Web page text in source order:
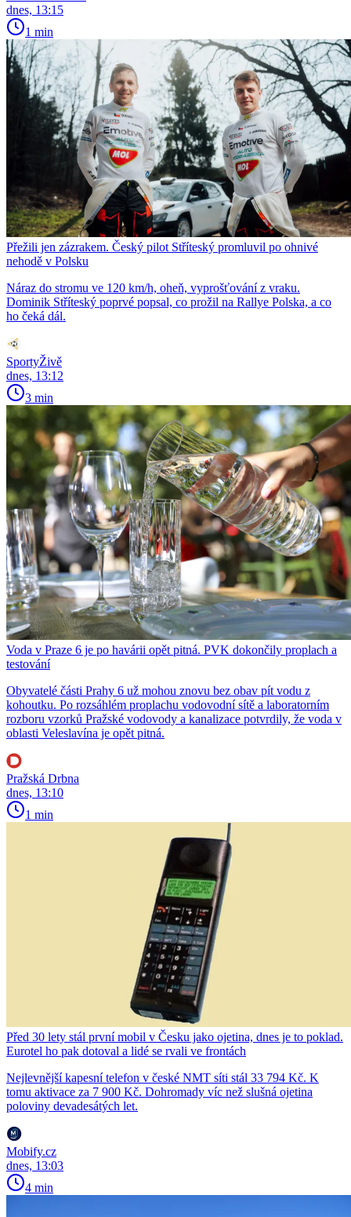
dnes, 13:15
1 min
Přežili jen zázrakem. Český pilot Stříteský promluvil po ohnivé
nehodě v Polsku
Náraz do stromu ve 120 km/h, oheň, vyprošťování z vraku.
Dominik Stříteský poprvé popsal, co prožil na Rallye Polska, a co
ho čeká dál.
SportyŽivě
dnes, 13:12
3 min
Voda v Praze 6 je po havárii opět pitná. PVK dokončily proplach a
testování
Obyvatelé části Prahy 6 už mohou znovu bez obav pít vodu z
kohoutku. Po rozsáhlém proplachu vodovodní sítě a laboratorním
rozboru vzorků Pražské vodovody a kanalizace potvrdily, že voda v
oblasti Veleslavína je opět pitná.
Pražská Drbna
dnes, 13:10
1 min
Před 30 lety stál první mobil v Česku jako ojetina, dnes je to poklad.
Eurotel ho pak dotoval a lidé se rvali ve frontách
Nejlevnější kapesní telefon v české NMT síti stál 33 794 Kč. K
tomu aktivace za 7 900 Kč. Dohromady víc než slušná ojetina
poloviny devadesátých let.
Mobify.cz
dnes, 13:03
4 min